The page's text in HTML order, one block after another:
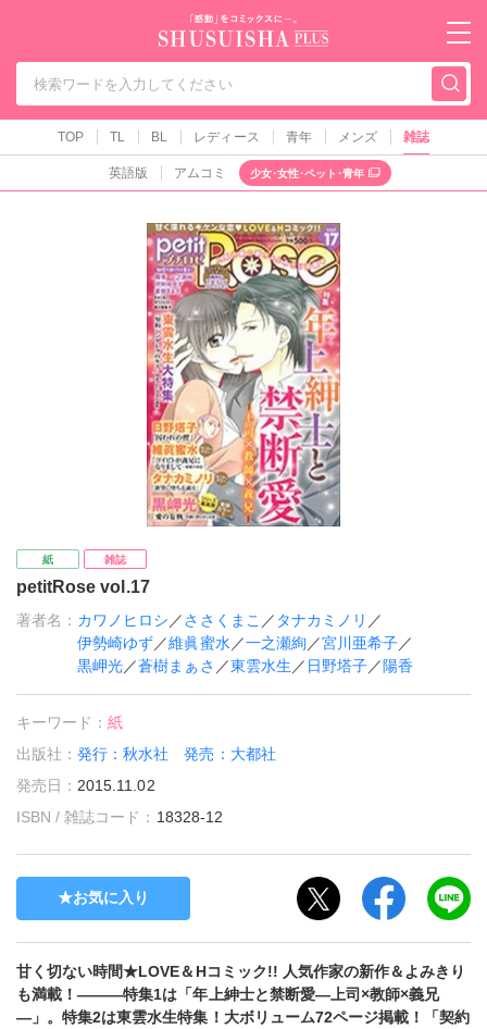
秋水社PLUS（テ
TOP TL BL レディース 青年 メンズ 雑誌
英語版 アムコミ 少女･女性･ペット･青年
紙 雑誌
petitRose vol.17
著者名： カワノヒロシ ／ささくまこ ／ タナカミノリ ／
伊勢崎ゆず／維眞蜜水 ／一之瀬絢 ／宮川亜希子／
黒岬光／蒼樹まぁさ ／東雲水生 ／ 日野塔子／陽香
キーワード：紙
出版社：発行：秋水社 発売：大都社
発売日： 2015.11.02
ISBN / 雑誌コード： 18328-12
お気に入り
甘く切ない時間★LOVE＆Hコミック!! 人気作家の新作＆よみきり
も満載！―――特集1は「年上紳士と禁断愛―上司×教師×義兄
―」。特集2は東雲水生特集！大ボリューム72ページ掲載！「契約